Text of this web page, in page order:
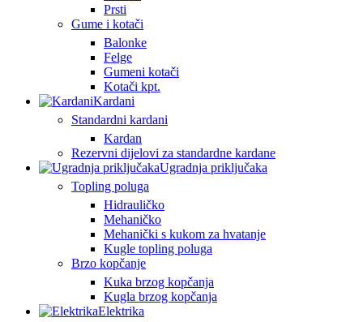
Prsti
Gume i kotači
Balonke
Felge
Gumeni kotači
Kotači kpt.
Kardani
Standardni kardani
Kardan
Rezervni dijelovi za standardne kardane
Ugradnja priključaka
Topling poluga
Hidrauličko
Mehaničko
Mehanički s kukom za hvatanje
Kugle topling poluga
Brzo kopčanje
Kuka brzog kopčanja
Kugla brzog kopčanja
Elektrika